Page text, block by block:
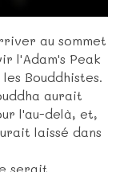
au sommet
l'Adam's Peak
Bouddhistes.
aurait
l'au-delà, et,
laissé dans
serait